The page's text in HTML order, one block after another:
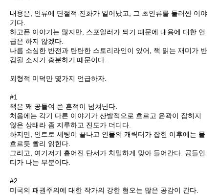
내용은, 인류에 단절적 진화가 일어났고, 그 초인류를 둘러싼 이야
기다.
하고픈 이야기는 많지만, 스포일러가 되기 때문에 내용에 대한 언
급은 하지 않겠다.
나름 소심한 반전과 탄탄한 스토리라인이 있어, 책 읽는 재미가 반
감될 소지가 충분하기 때문이다.
외형적 미덕만 몇가지 언급하자.
#1
책은 꽤 공들여 쓴 흔적이 넘쳐난다.
처음에는 각기 다른 이야기가 산발적으로 흐르고 윤곽이 잡히지
않은 상태라 좀 지루하고 진도가 더디다.
하지만, 인트로 세팅이 끝나고 인물의 캐릭터가 잡힌 이후에는 물
흐르듯 빨리 읽힌다.
그리고, 여기저기 흩어진 단서가 치밀하게 맞아 들어간다. 공들인
티가 나는 부분이다.
#2
미국의 패권주의에 대한 작가의 강한 혐오는 많은 공감이 간다.